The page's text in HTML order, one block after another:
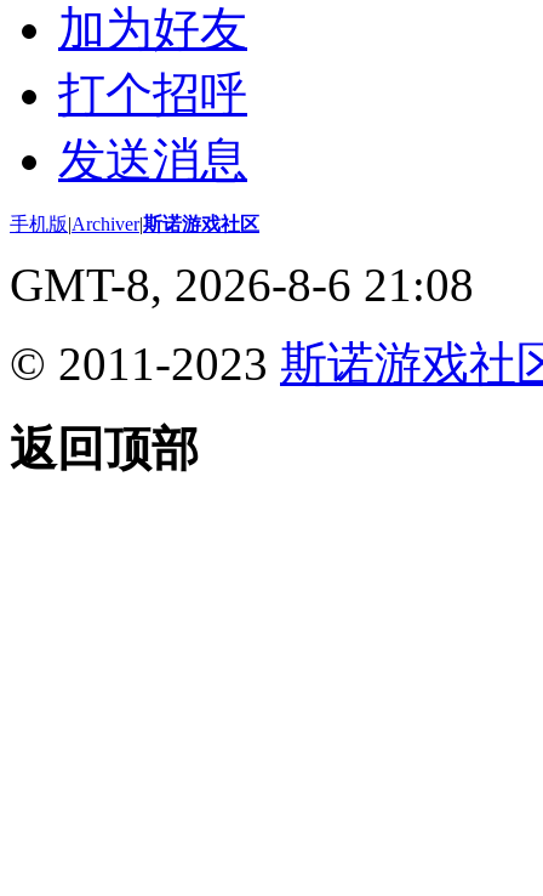
加为好友
打个招呼
发送消息
手机版|Archiver|斯诺游戏社区
GMT-8, 2026-8-6 21:08
© 2011-2023 斯诺游戏社
返回顶部